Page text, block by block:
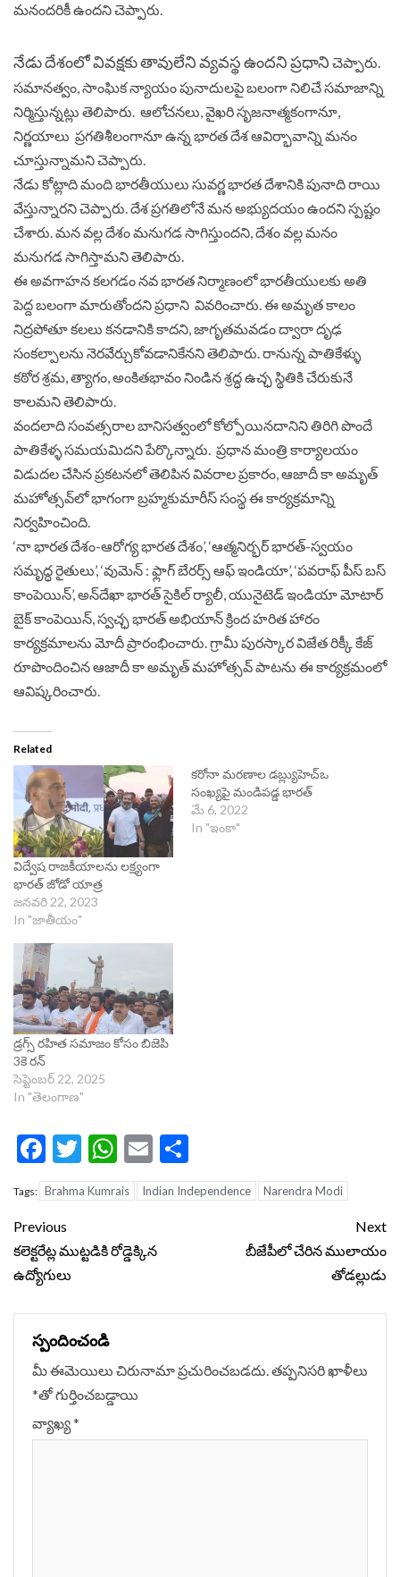
మనందరికీ ఉందని చెప్పారు.
నేడు దేశంలో వివక్షకు తావులేని వ్యవస్థ ఉందని ప్రధాని చెప్పారు.
సమానత్వం, సాంఘిక న్యాయం పునాదులపై బలంగా నిలిచే సమాజాన్ని
నిర్మిస్తున్నట్లు తెలిపారు. ఆలోచనలు, వైఖరి సృజనాత్మకంగానూ,
నిర్ణయాలు ప్రగతిశీలంగానూ ఉన్న భారత దేశ ఆవిర్భావాన్ని మనం
చూస్తున్నామని చెప్పారు.
నేడు కోట్లాది మంది భారతీయులు సువర్ణ భారత దేశానికి పునాది రాయి
వేస్తున్నారని చెప్పారు. దేశ ప్రగతిలోనే మన అభ్యుదయం ఉందని స్పష్టం
చేశారు. మన వల్ల దేశం మనుగడ సాగిస్తుందని, దేశం వల్ల మనం
మనుగడ సాగిస్తామని తెలిపారు.
ఈ అవగాహన కలగడం నవ భారత నిర్మాణంలో భారతీయులకు అతి
పెద్ద బలంగా మారుతోందని ప్రధాని వివరించారు. ఈ అమృత కాలం
నిద్రపోతూ కలలు కనడానికి కాదని, జాగృతమవడం ద్వారా దృఢ
సంకల్పాలను నెరవేర్చుకోవడానికేనని తెలిపారు. రానున్న పాతికేళ్ళు
కఠోర శ్రమ, త్యాగం, అంకితభావం నిండిన శ్రద్ధ ఉచ్ఛ స్థితికి చేరుకునే
కాలమని తెలిపారు.
వందలాది సంవత్సరాల బానిసత్వంలో కోల్పోయినదానిని తిరిగి పొందే
పాతికేళ్ళ సమయమిదని పేర్కొన్నారు. ప్రధాన మంత్రి కార్యాలయం
విడుదల చేసిన ప్రకటనలో తెలిపిన వివరాల ప్రకారం, ఆజాదీ కా అమృత్
మహోత్సవ్‌లో భాగంగా బ్రహ్మకుమారీస్ సంస్థ ఈ కార్యక్రమాన్ని
నిర్వహించింది.
‘నా భారత దేశం-ఆరోగ్య భారత దేశం’, ‘ఆత్మనిర్భర్ భారత్-స్వయం
సమృద్ధ రైతులు’, ‘వుమెన్ : ఫ్లాగ్ బేరర్స్ ఆఫ్ ఇండియా’, ‘పవరాఫ్ పీస్ బస్
కాంపెయిన్’, అన్‌దేఖా భారత్ సైకిల్ ర్యాలీ, యునైటెడ్ ఇండియా మోటార్
బైక్ కాంపెయిన్, స్వచ్ఛ భారత్ అభియాన్ క్రింద హరిత హారం
కార్యక్రమాలను మోదీ ప్రారంభించారు. గ్రామీ పురస్కార విజేత రిక్కీ కేజ్
రూపొందించిన ఆజాదీ కా అమృత్ మహోత్సవ్ పాటను ఈ కార్యక్రమంలో
ఆవిష్కరించారు.
Related
విద్వేష రాజకీయాలను లక్ష్యంగా
భారత్ జోడో యాత్ర
జనవరి 22, 2023
In "జాతీయం"
కరోనా మరణాల డబ్ల్యుహెచ్‌ఒ
సంఖ్యపై మండిపడ్డ భారత్
మే 6, 2022
In "ఇంకా"
డ్రగ్స్ రహిత సమాజం కోసం బిజెపి
3కె రన్
సెప్టెంబర్ 22, 2025
In "తెలంగాణ"
Facebook
Twitter
WhatsApp
Email
Tags: Brahma Kumrais Indian Independence Narendra Modi
Continue
Reading
Previous
కలెక్టరేట్ల ముట్టడికి రోడ్డెక్కిన
ఉద్యోగులు
Next
బీజేపీలో చేరిన ములాయం
తోడల్లుడు
స్పందించండి
మీ ఈమెయిలు చిరునామా ప్రచురించబడదు.తప్పనిసరి ఖాళీలు
*‌తో గుర్తించబడ్డాయి
వ్యాఖ్య*